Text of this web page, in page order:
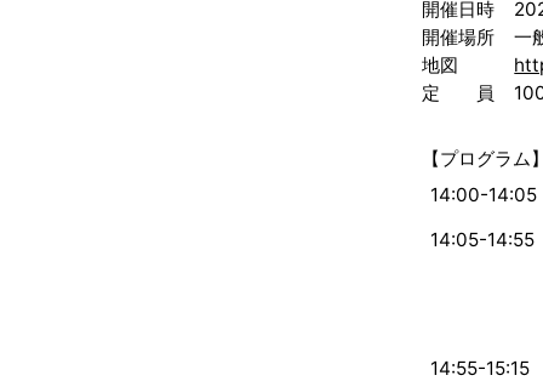
開催日時
開催場所
一
地図
定 員
【プログラム
14:00-14:05
14:05-14:55
14:55-15:15